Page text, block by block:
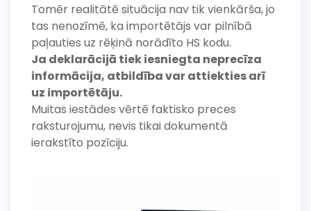
Tomēr realitātē situācija nav tik vienkārša, jo
tas nenozīmē, ka importētājs var pilnībā
paļauties uz rēķinā norādīto HS kodu.
Ja deklarācijā tiek iesniegta neprecīza
informācija, atbildība var attiekties arī
uz importētāju.
Muitas iestādes vērtē faktisko preces
raksturojumu, nevis tikai dokumentā
ierakstīto pozīciju.